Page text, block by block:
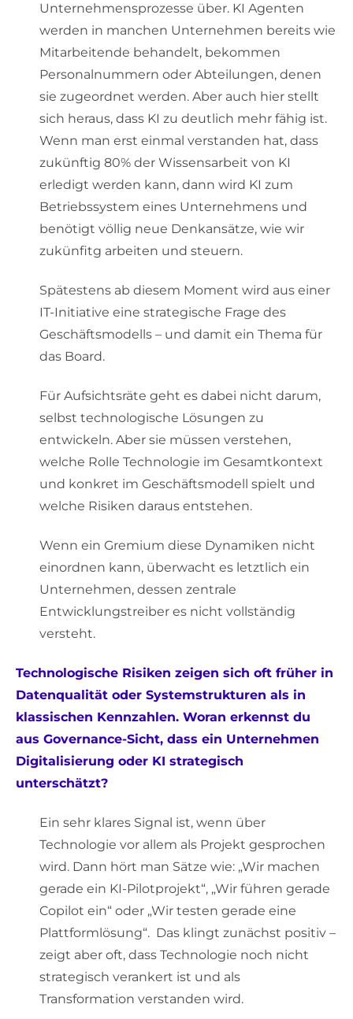
Unternehmensprozesse über. KI Agenten
werden in manchen Unternehmen bereits wie
Mitarbeitende behandelt, bekommen
Personalnummern oder Abteilungen, denen
sie zugeordnet werden. Aber auch hier stellt
sich heraus, dass KI zu deutlich mehr fähig ist.
Wenn man erst einmal verstanden hat, dass
zukünftig 80% der Wissensarbeit von KI
erledigt werden kann, dann wird KI zum
Betriebssystem eines Unternehmens und
benötigt völlig neue Denkansätze, wie wir
zukünfitg arbeiten und steuern.
Spätestens ab diesem Moment wird aus einer
IT-Initiative eine strategische Frage des
Geschäftsmodells – und damit ein Thema für
das Board.
Für Aufsichtsräte geht es dabei nicht darum,
selbst technologische Lösungen zu
entwickeln. Aber sie müssen verstehen,
welche Rolle Technologie im Gesamtkontext
und konkret im Geschäftsmodell spielt und
welche Risiken daraus entstehen.
Wenn ein Gremium diese Dynamiken nicht
einordnen kann, überwacht es letztlich ein
Unternehmen, dessen zentrale
Entwicklungstreiber es nicht vollständig
versteht.
Technologische Risiken zeigen sich oft früher in
Datenqualität oder Systemstrukturen als in
klassischen Kennzahlen. Woran erkennst du
aus Governance-Sicht, dass ein Unternehmen
Digitalisierung oder KI strategisch
unterschätzt?
Ein sehr klares Signal ist, wenn über
Technologie vor allem als Projekt gesprochen
wird. Dann hört man Sätze wie: „Wir machen
gerade ein KI-Pilotprojekt“, „Wir führen gerade
Copilot ein“ oder „Wir testen gerade eine
Plattformlösung“. Das klingt zunächst positiv –
zeigt aber oft, dass Technologie noch nicht
strategisch verankert ist und als
Transformation verstanden wird.